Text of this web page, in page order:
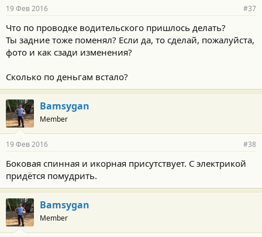
19 Фев 2016 #37
Что по проводке водительского пришлось делать?
Ты задние тоже поменял? Если да, то сделай, пожалуйста,
фото и как сзади изменения?
Сколько по деньгам встало?
Bamsygan
Member
19 Фев 2016 #38
Боковая спинная и икорная присутствует. С электрикой
придётся помудрить.
Bamsygan
Member